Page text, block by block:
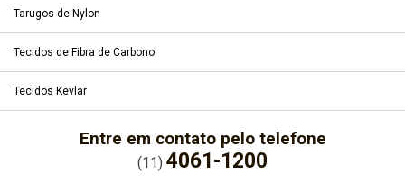
Tarugos de Nylon
Tecidos de Fibra de Carbono
Tecidos Kevlar
Entre em contato pelo telefone
(11) 4061-1200